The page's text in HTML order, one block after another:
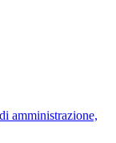
amministrazione,